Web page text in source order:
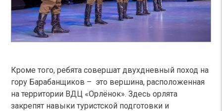
Кроме того, ребята совершат двухдневный поход на
гору Барабанщиков – это вершина, расположенная
на территории ВДЦ «Орлёнок». Здесь орлята
закрепят навыки туристской подготовки и